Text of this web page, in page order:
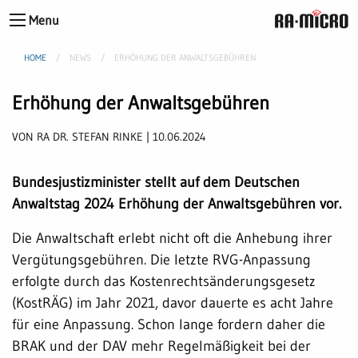
Menu
HOME NEWS ERHÖHUNG DER ANWALTSGEBÜHREN
Erhöhung der Anwaltsgebühren
VON RA DR. STEFAN RINKE | 10.06.2024
Bundesjustizminister stellt auf dem Deutschen
Anwaltstag 2024 Erhöhung der Anwaltsgebühren vor.
Die Anwaltschaft erlebt nicht oft die Anhebung ihrer
Vergütungsgebühren. Die letzte RVG-Anpassung
erfolgte durch das Kostenrechtsänderungsgesetz
(KostRÄG) im Jahr 2021, davor dauerte es acht Jahre
für eine Anpassung. Schon lange fordern daher die
BRAK und der DAV mehr Regelmäßigkeit bei der